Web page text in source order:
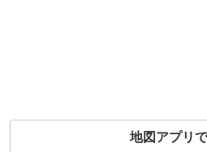
地図アプリ